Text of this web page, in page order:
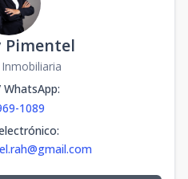
Pimentel
WhatsApp:
1089
: